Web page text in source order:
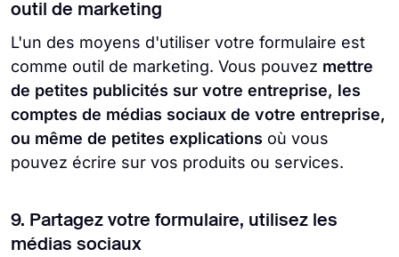
outil de marketing
L'un des moyens d'utiliser votre formulaire est
comme outil de marketing. Vous pouvez mettre
de petites publicités sur votre entreprise, les
comptes de médias sociaux de votre entreprise,
ou même de petites explications où vous
pouvez écrire sur vos produits ou services.
9. Partagez votre formulaire, utilisez les
médias sociaux